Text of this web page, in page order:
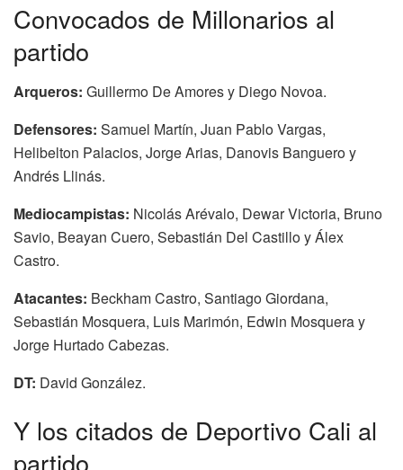
Convocados de Millonarios al
partido
Arqueros: Guillermo De Amores y Diego Novoa.
Defensores: Samuel Martín, Juan Pablo Vargas,
Helibelton Palacios, Jorge Arias, Danovis Banguero y
Andrés Llinás.
Mediocampistas: Nicolás Arévalo, Dewar Victoria, Bruno
Savio, Beayan Cuero, Sebastián Del Castillo y Álex
Castro.
Atacantes: Beckham Castro, Santiago Giordana,
Sebastián Mosquera, Luis Marimón, Edwin Mosquera y
Jorge Hurtado Cabezas.
DT: David González.
Y los citados de Deportivo Cali al
partido